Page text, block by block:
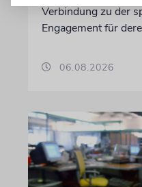
Verbindung zu der
Engagement für
06.08.2026